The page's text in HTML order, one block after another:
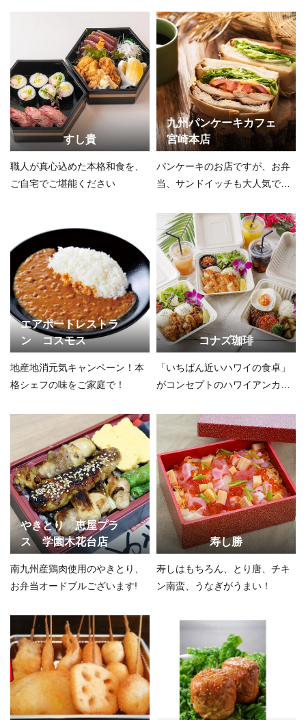
すし貴
職人が真心込めた本格和食を、
ご自宅でご堪能ください
九州パンケーキカフェ
宮崎本店
パンケーキのお店ですが、お弁
当、サンドイッチも大人気で
エアポートレストラ
ン コスモス
地産地消元気キャンペーン！本
格シェフの味をご家庭で！
コナズ珈琲
「いちばん近いハワイの食卓」
がコンセプトのハワイアンカフ
やきとり 恵屋プラ
ス 学園木花台店
南九州産鶏肉使用のやきとり、
お弁当オードブルございます!
寿し勝
寿しはもちろん、とり唐、チキ
ン南蛮、うなぎがうまい！